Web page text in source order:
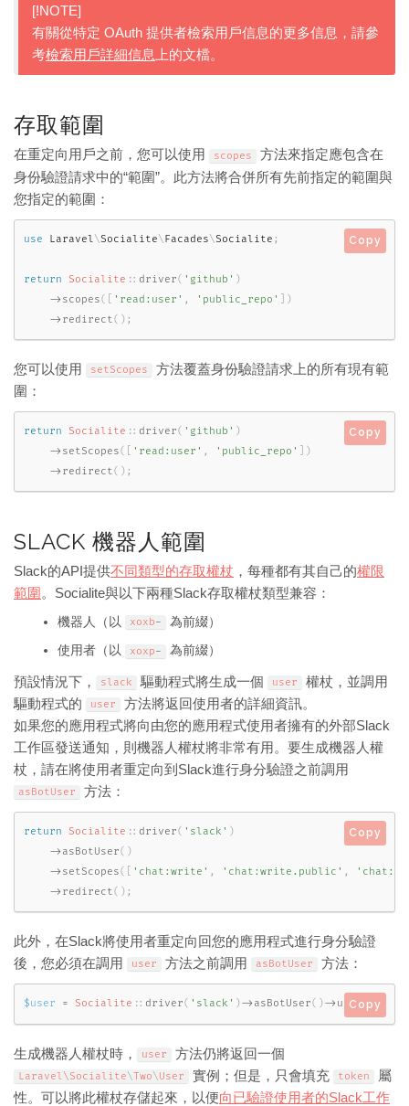
[!NOTE]
有關從特定 OAuth 提供者檢索用戶信息的更多信息，請參
考檢索用戶詳細信息上的文檔。
存取範圍
在重定向用戶之前，您可以使用 scopes
方法來指定應包含在
身份驗證請求中的“範圍”。此方法將合併所有先前指定的範圍與
您指定的範圍：
use Laravel\Socialite\Facades\Socialite ;
return Socialite :: driver( 'github' )
-> scopes( 'read:user' , 'public_repo'
)
-> redirect( ) ;
Copy
您可以使用 setScopes
方法覆蓋身份驗證請求上的所有現有範
圍：
return Socialite :: driver( 'github' )
-> setScopes( 'read:user' , 'public_repo'
)
-> redirect( ) ;
Copy
SLACK 機器人範圍
Slack的API提供不同類型的存取權杖 ，每種都有其自己的權限
範圍 。Socialite與以下兩種Slack存取權杖類型兼容：
機器人（以
xoxb-
為前綴）
使用者（以
xoxp- 為前綴）
預設情況下， slack 驅動程式將生成一個 user
權杖，並調用
驅動程式的
user
方法將返回使用者的詳細資訊。
如果您的應用程式將向由您的應用程式使用者擁有的外部Slack
工作區發送通知，則機器人權杖將非常有用。要生成機器人權
杖，請在將使用者重定向到Slack進行身分驗證之前調用
asBotUser 方法：
return Socialite :: driver( 'slack' )
-> asBotUser( )
-> setScopes( 'chat:write' , 'chat:write.public' ,
-> redirect( ) ;
Copy
此外，在Slack將使用者重定向回您的應用程式進行身分驗證
後，您必須在調用
user 方法之前調用 asBotUser 方法：
$user = Socialite :: driver( 'slack' ) -> asBotUser( ) -> user();
Copy
生成機器人權杖時， user 方法仍將返回一個
Laravel\Socialite\Two\User 實例；但是，只會填充 token
屬
性。可以將此權杖存儲起來，以便向已驗證使用者的Slack工作